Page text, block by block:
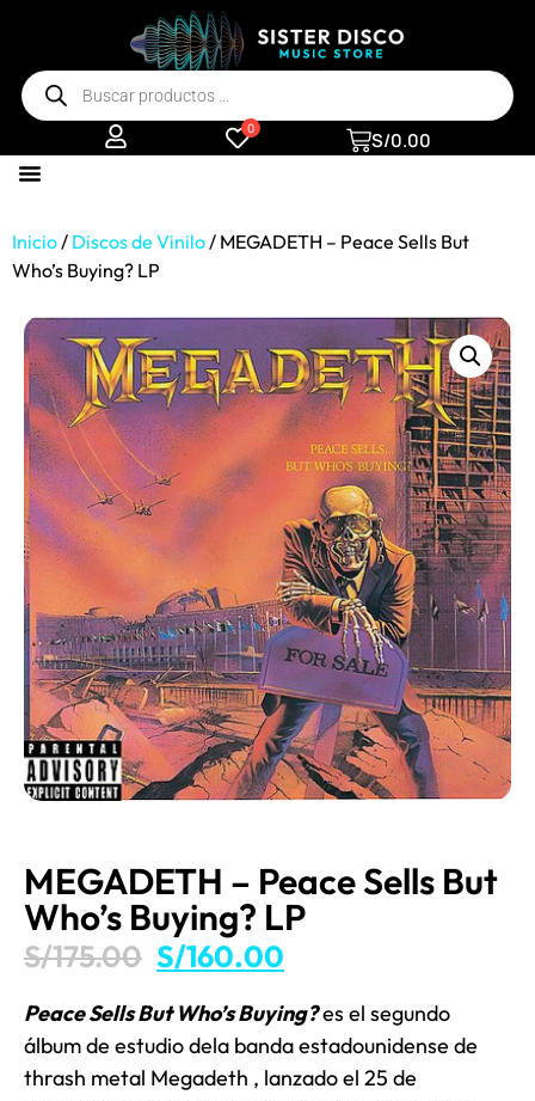
0 S/0.00
Inicio/ Discos de Vinilo/ MEGADETH – Peace Sells But
Who’s Buying? LP
MEGADETH – Peace Sells But
Who’s Buying? LP
S/175.00 S/160.00
Peace Sells But Who’s Buying?es el segundo
álbum de estudio dela bandaestadounidense de
thrash metal Megadeth , lanzado el 25 de